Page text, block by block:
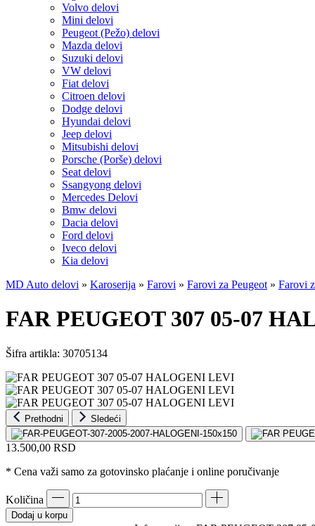
Volvo delovi
Mini delovi
Peugeot (Pežo) delovi
Mazda delovi
Suzuki delovi
VW delovi
Fiat delovi
Citroen delovi
Dodge delovi
Hyundai delovi
Jeep delovi
Mitsubishi delovi
Porsche (Porše) delovi
Seat delovi
Ssangyong delovi
Mercedes Delovi
Bmw delovi
Dacia delovi
Ford delovi
Iveco delovi
Kia delovi
MD Auto delovi » Karoserija » Farovi » Farovi za Peugeot » Farovi
FAR PEUGEOT 307 05-07
Šifra artikla: 30705134
Prethodni Sledeći
13.500,00 RSD
* Cena važi samo za gotovinsko plaćanje i online poručivanje
Količina
Dodaj u korpu